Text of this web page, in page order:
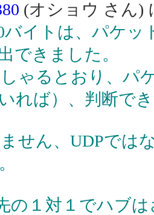
(オショウ さん)
バイトは、パケ
できました。
ゃるとおり、パ
れば）、判断で
せん、UDPでは
対１でハブは